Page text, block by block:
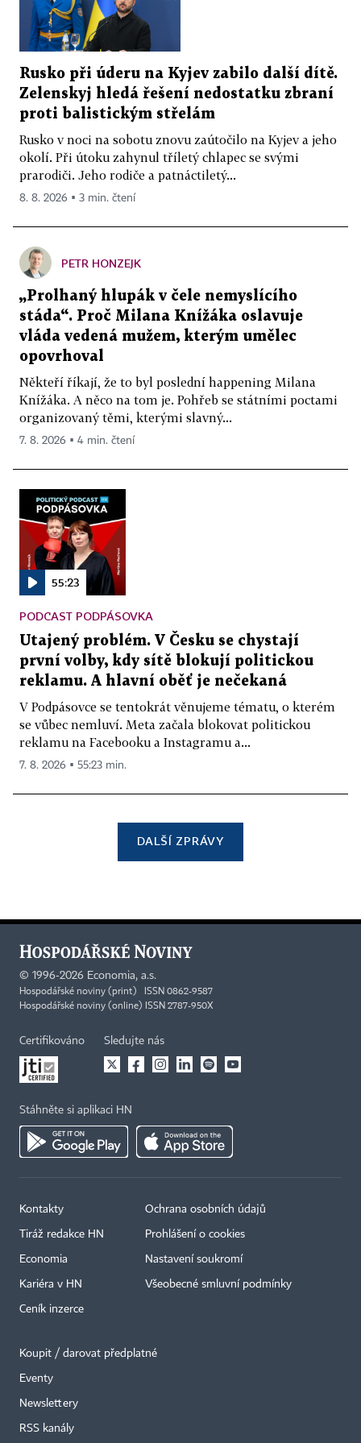
Rusko při úderu na Kyjev zabilo další dítě.
Zelenskyj hledá řešení nedostatku zbraní
proti balistickým střelám
Rusko v noci na sobotu znovu zaútočilo na Kyjev a jeho
okolí. Při útoku zahynul tříletý chlapec se svými
prarodiči. Jeho rodiče a patnáctiletý...
8. 8. 2026 ▪ 3 min. čtení
PETR HONZEJK
„Prolhaný hlupák v čele nemyslícího
stáda“. Proč Milana Knížáka oslavuje
vláda vedená mužem, kterým umělec
opovrhoval
Někteří říkají, že to byl poslední happening Milana
Knížáka. A něco na tom je. Pohřeb se státními poctami
organizovaný těmi, kterými slavný...
7. 8. 2026 ▪ 4 min. čtení
55:23
PODCAST PODPÁSOVKA
Utajený problém. V Česku se chystají
první volby, kdy sítě blokují politickou
reklamu. A hlavní oběť je nečekaná
V Podpásovce se tentokrát věnujeme tématu, o kterém
se vůbec nemluví. Meta začala blokovat politickou
reklamu na Facebooku a Instagramu a...
7. 8. 2026 ▪ 55:23 min.
DALŠÍ ZPRÁVY
© 1996-2026 Economia, a.s.
Hospodářské noviny (print) ISSN 0862-9587
Hospodářské noviny (online) ISSN 2787-950X
Certifikováno Sledujte nás
Stáhněte si aplikaci HN
Kontakty
Tiráž redakce HN
Economia
Kariéra v HN
Ceník inzerce
Ochrana osobních údajů
Prohlášení o cookies
Nastavení soukromí
Všeobecné smluvní podmínky
Koupit / darovat předplatné
Eventy
Newslettery
RSS kanály